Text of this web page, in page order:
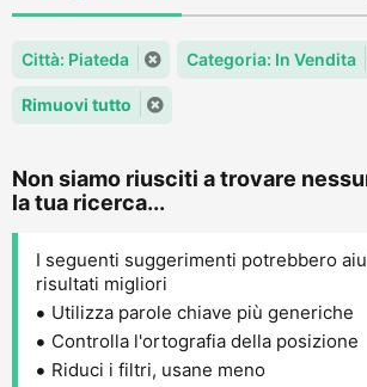
Città: Piateda Categoria: In Vendita
Rimuovi tutto
Non siamo riusciti a trovare
la tua ricerca...
I seguenti suggerimenti potrebbero
risultati migliori
Utilizza parole chiave più generiche
Controlla l'ortografia della posizione
Riduci i filtri, usane meno